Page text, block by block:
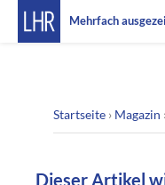
Mehrfach
Startseite › Magazin
Dieser Artikel